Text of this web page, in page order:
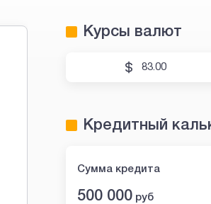
Курсы валют
83.00
Кредитный
Сумма кредита
500 000 руб